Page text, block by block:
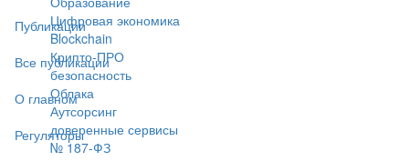
Публикации
Все публикации
О главном
Регуляторы
Цифровая экономика
Blockchain
Крипто-ПРО
безопасность
Облака
Аутсорсинг
доверенные сервисы
№ 187-ФЗ